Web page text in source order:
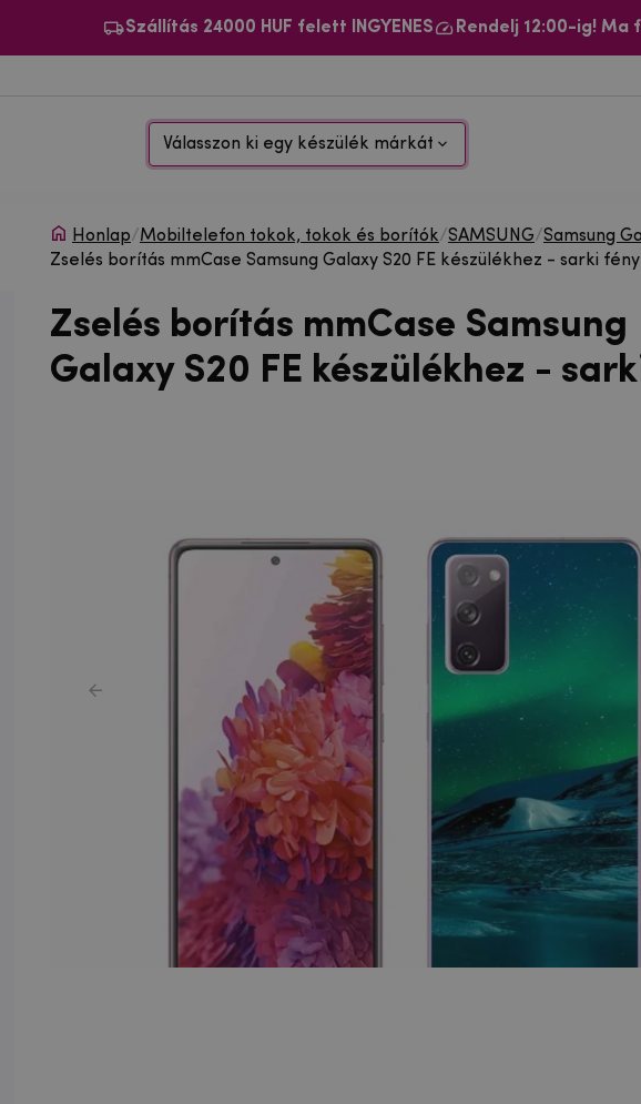
Szállítás 24000 HUF felett INGYENES Rendelj 12:00-ig! Ma
Válasszon ki egy készülék márkát
Honlap/Mobiltelefon tokok, tokok és borítók/SAMSUNG/Samsung
Zselés borítás mmCase Samsung Galaxy S20 FE készülékhez - sarki fény
Zselés borítás mmCase Samsung
Galaxy S20 FE készülékhez -